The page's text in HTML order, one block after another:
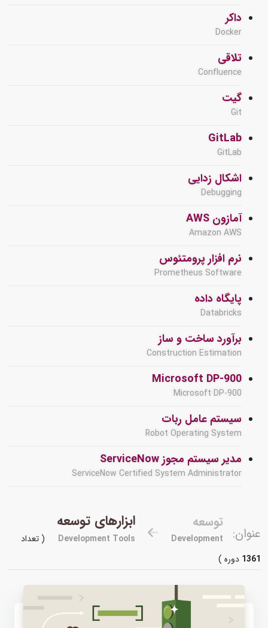
داکر
Docker
تلاقی
Confluence
گیت
Git
GitLab
GitLab
اشکال زدایی
Debugging
آمازون AWS
Amazon AWS
نرم افزار پرومتئوس
Prometheus Software
پایگاه داده
Databricks
برآورد ساخت و ساز
Construction Estimation
Microsoft DP-900
Microsoft DP-900
سیستم عامل ربات
Robot Operating System
مدیر سیستم مجوز ServiceNow
ServiceNow Certified System Administrator
عنوان:
توسعه
Development
ابزارهای توسعه
Development Tools
( تعداد
1361 دوره )